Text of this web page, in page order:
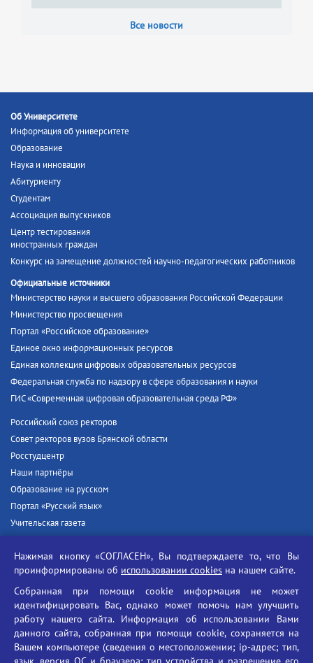
Все новости
Об Университете
Информация об университете
Образование
Наука и инновации
Абитуриенту
Студентам
Ассоциация выпускников
Центр тестирования
иностранных граждан
Конкурс на замещение должностей научно-педагогических работников
Официальные источники
Министерство науки и высшего образования Российской Федерации
Министерство просвещения
Портал «Российское образование»
Единое окно информационных ресурсов
Единая коллекция цифровых образовательных ресурсов
Федеральная служба по надзору в сфере образования и науки
ГИС «Современная цифровая образовательная среда РФ»
Российский союз ректоров
Совет ректоров вузов Брянской области
Росстудцентр
Наши партнёры
Образование на русском
Портал «Русский язык»
Учительская газета
Единый портал государственных услуг
Противодействие угрозам информационной безопасности
Социальные ролики - Генеральная прокуратура РФ
Противодействие коррупции
БГУ против наркотиков
Нажимая кнопку «СОГЛАСЕН», Вы подтверждаете то, что Вы
проинформированы об использовании cookies на нашем сайте.
Собранная при помощи cookie информация не может
идентифицировать Вас, однако может помочь нам улучшить
работу нашего сайта. Информация об использовании Вами
данного сайта, собранная при помощи cookie, сохраняется на
Вашем компьютере (сведения о местоположении; ip-адрес; тип,